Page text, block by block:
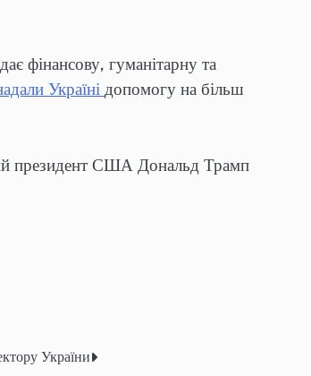
фінансову, гуманітарну та
Україні допомогу на більш
президент США Дональд Трамп
України